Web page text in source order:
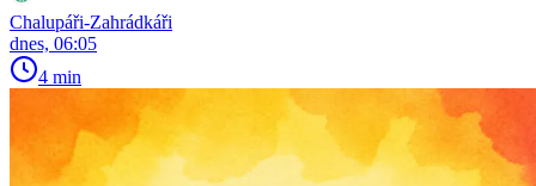
Chalupáři-Zahrádkáři
dnes, 06:05
4 min